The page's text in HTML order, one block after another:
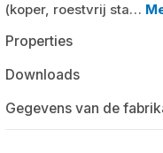
(koper, roestvrij sta…
Properties
Downloads
Gegevens van de